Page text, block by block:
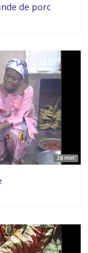
de porc
26 min'